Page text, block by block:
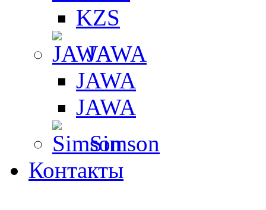
KZS
JAWA
JAWA
JAWA
Simson
Контакты